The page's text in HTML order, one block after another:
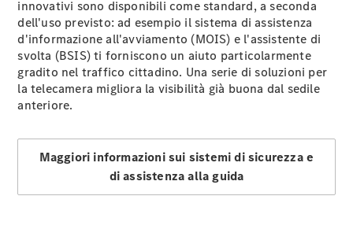
Furgone
Elettrico
eVito
Tourer
Elettrico
Configuratore
Mercedes-
Autovettura
Mercedes-Benz
innovativi sono disponibili come standard, a seconda
dell'uso previsto: ad esempio il sistema di assistenza
d'informazione all'avviamento(MOIS) e l'assistente di
svolta (BSIS)ti forniscono un aiuto particolarmente
gradito nel traffico cittadino. Una serie di soluzioni per
latelecamera migliora la visibilità già buona dal sedile
anteriore.
Maggiori informazioni sui sistemi di sicurezza e
di assistenza alla guida